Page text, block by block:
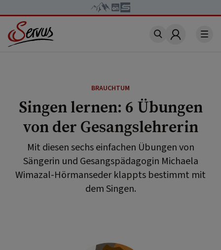
Account
BRAUCHTUM
Singen lernen: 6 Übungen
von der Gesangslehrerin
Mit diesen sechs einfachen Übungen von
Sängerin und Gesangspädagogin Michaela
Wimazal-Hörmanseder klappts bestimmt mit
dem Singen.